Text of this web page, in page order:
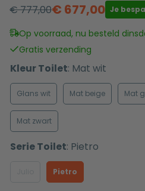
€777,00
Oorspronkelijke
prijs
was:
€ 777,00.
€ 677,00
Huidige
prijs
is:
€ 677,00.
Je
Op voorraad, nu besteld
Gratis verzending
Kleur Toilet: Mat wit
Glans wit Mat beige Mat
Mat zwart
Serie Toilet: Pietro
Pietro